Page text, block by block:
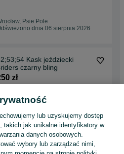
Psie Pole
dnia 06 sierpnia 2026
Kask jeździecki
czarny bling
zł
Odświeżono dnia 06 sierpnia 2026
cm derka polarowa
zielona limonkowa
lub uzyskujemy dostęp
takich jak unikalne identyfikatory w
danych osobowych.
wybory lub zarządzać nimi,